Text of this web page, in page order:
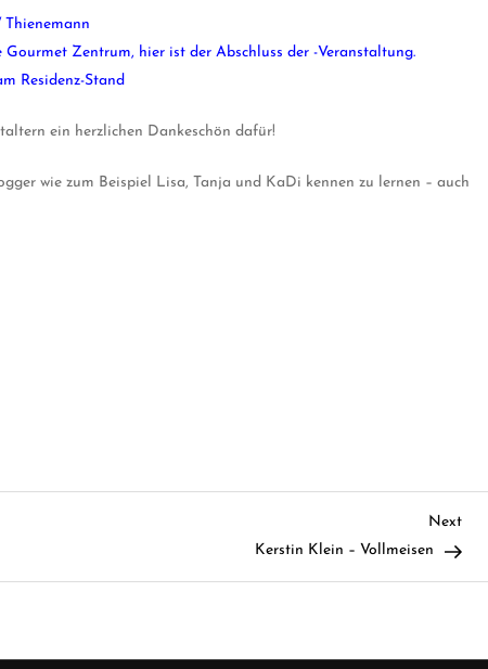
Zentrum, hier ist der Abschluss der -Veranstaltung.
Residenz-Stand
ein herzlichen Dankeschön dafür!
wie zum Beispiel Lisa, Tanja und KaDi kennen zu lernen – auch
Next
Post
Next
Kerstin Klein – Vollmeisen